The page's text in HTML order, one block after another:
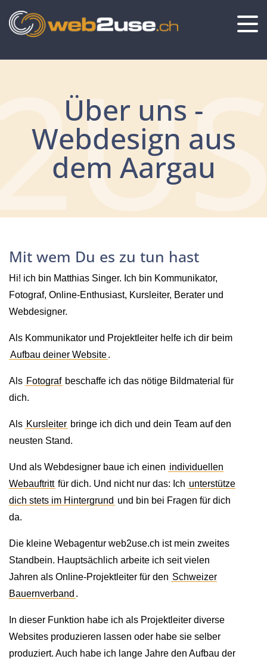
Über uns -
Webdesign aus
dem Aargau
Mit wem Du es zu tun hast
Hi! ich bin Matthias Singer. Ich bin Kommunikator,
Fotograf, Online-Enthusiast, Kursleiter, Berater und
Webdesigner.
Als Kommunikator und Projektleiter helfe ich dir beim
Aufbau deiner Website.
Als Fotograf beschaffe ich das nötige Bildmaterial für
dich.
Als Kursleiter bringe ich dich und dein Team auf den
neusten Stand.
Und als Webdesigner baue ich einen individuellen
Webauftritt für dich. Und nicht nur das: Ich unterstütze
dich stets im Hintergrund und bin bei Fragen für dich
da.
Die kleine Webagentur web2use.ch ist mein zweites
Standbein. Hauptsächlich arbeite ich seit vielen
Jahren als Online-Projektleiter für den Schweizer
Bauernverband .
In dieser Funktion habe ich als Projektleiter diverse
Websites produzieren lassen oder habe sie selber
produziert. Auch habe ich lange Jahre den Aufbau der